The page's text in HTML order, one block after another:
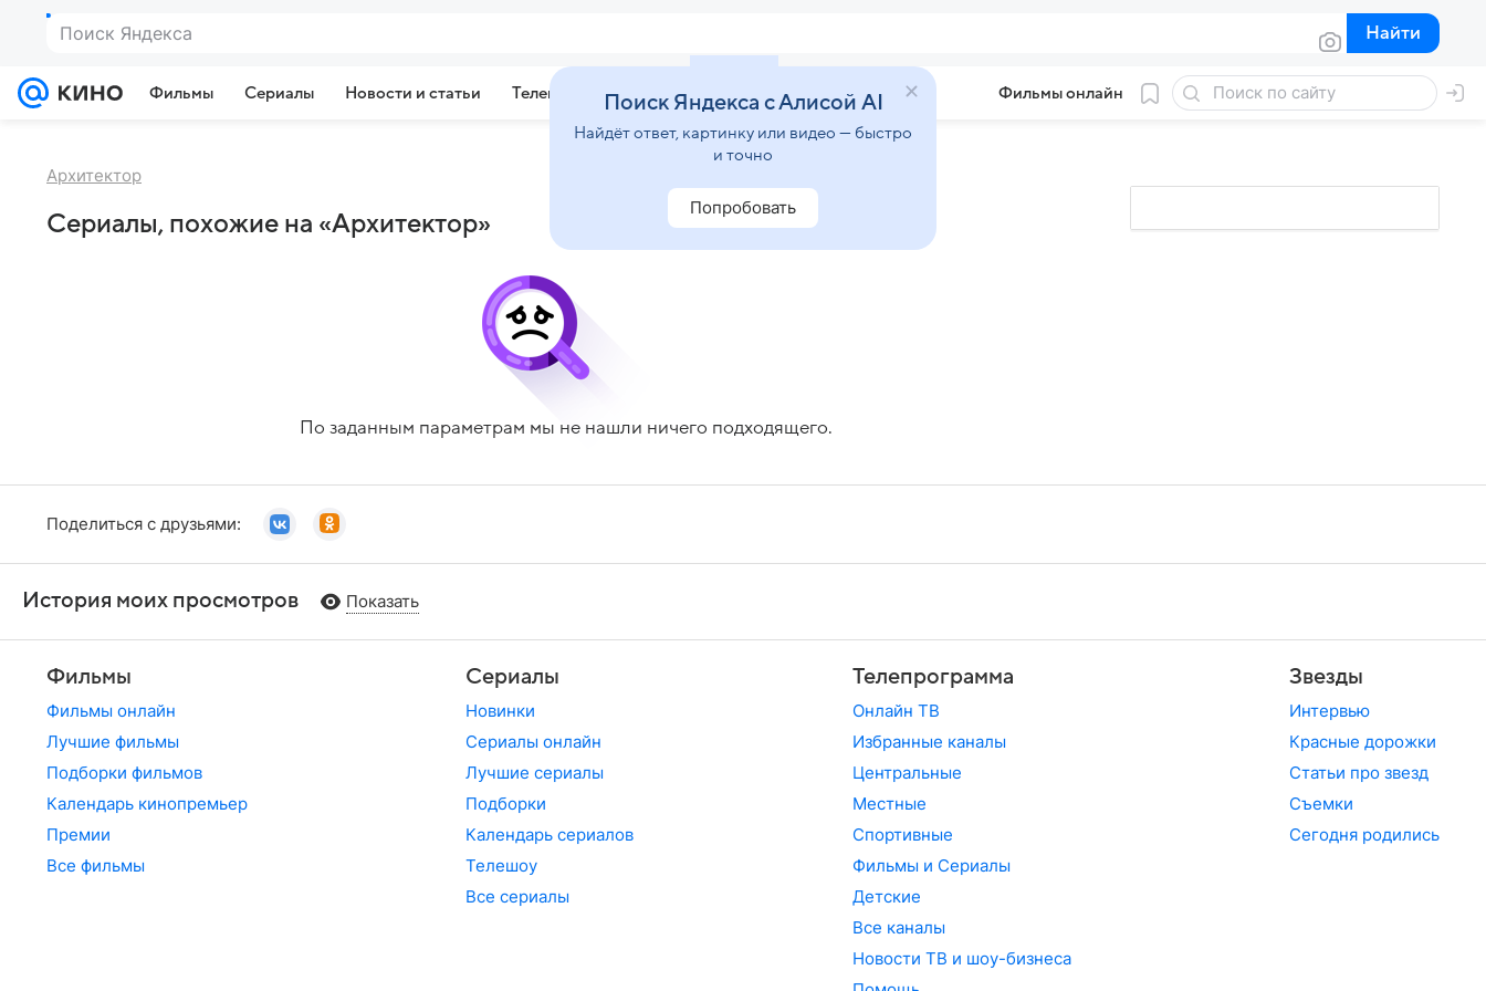
Поиск Яндекса Найти
Найти
Фильмы Сериалы Новости и статьи Телепрограмма Звезды Фильмы онлайн
Архитектор
Сериалы, похожие на «Архитектор»
По заданным параметрам мы не нашли ничего подходящего.
Поделиться с друзьями:
История моих просмотров Показать
Фильмы
Фильмы онлайн
Лучшие фильмы
Подборки фильмов
Календарь кинопремьер
Премии
Все фильмы
Сериалы
Новинки
Сериалы онлайн
Лучшие сериалы
Подборки
Календарь сериалов
Телешоу
Все сериалы
Телепрограмма
Онлайн ТВ
Избранные каналы
Центральные
Местные
Спортивные
Фильмы и Сериалы
Детские
Все каналы
Новости ТВ и шоу-бизнеса
Звезды
Интервью
Красные дорожки
Статьи про звезд
Съемки
Сегодня родились
Поиск Яндекса с Алисой AI
Найдёт ответ, картинку или видео — быстро
и точно
Попробовать